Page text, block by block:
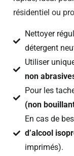
résidentiel ou
Nettoyer
détergent
Utiliser
non
Pour les
(non
En cas de
d’alcool
imprimés).